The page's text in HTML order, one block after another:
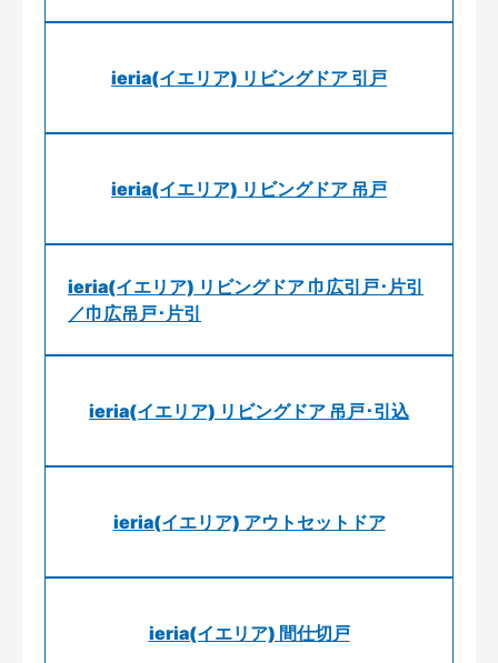
ieria(イエリア) リビングドア 引戸
ieria(イエリア) リビングドア 吊戸
ieria(イエリア) リビングドア 巾広引戸･片引
／巾広吊戸･片引
ieria(イエリア) リビングドア 吊戸･引込
ieria(イエリア) アウトセットドア
ieria(イエリア) 間仕切戸